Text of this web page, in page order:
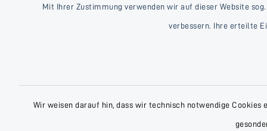
Mit Ihrer Zustimmung verwenden wir auf dieser Website
verbessern. Ihre erteilte
Wir weisen darauf hin, dass wir technisch notwendige